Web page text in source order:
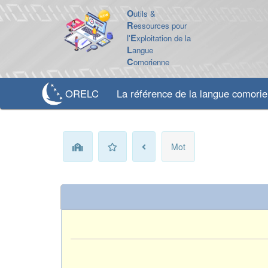
Outils &
Ressources pour
l'Exploitation de la
Langue
Comorienne
ORELC La référence de la langue
Mot